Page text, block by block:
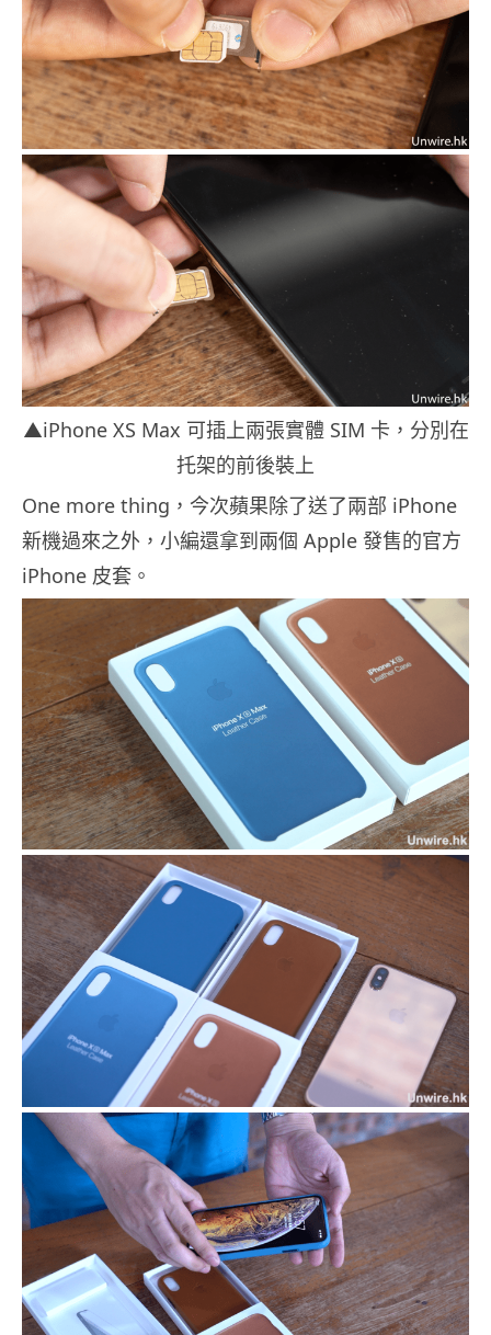
▲iPhone XS Max 可插上兩張實體 SIM 卡，分別在
托架的前後裝上
One more thing，今次蘋果除了送了兩部 iPhone
新機過來之外，小編還拿到兩個 Apple 發售的官方
iPhone 皮套。